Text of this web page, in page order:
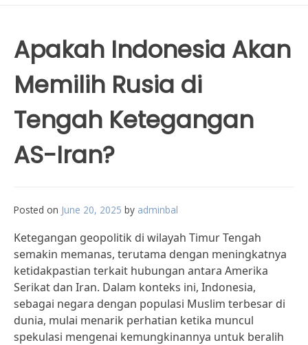
Apakah Indonesia Akan
Memilih Rusia di
Tengah Ketegangan
AS-Iran?
Posted on June 20, 2025 by adminbal
Ketegangan geopolitik di wilayah Timur Tengah
semakin memanas, terutama dengan meningkatnya
ketidakpastian terkait hubungan antara Amerika
Serikat dan Iran. Dalam konteks ini, Indonesia,
sebagai negara dengan populasi Muslim terbesar di
dunia, mulai menarik perhatian ketika muncul
spekulasi mengenai kemungkinannya untuk beralih